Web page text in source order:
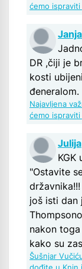
ćemo
DR ,čiji je
kosti
đeneralom.
Najavljena
ćemo
Julija
KGK
"Ostavite
još isti dan
nakon
kako su
Šušnjar